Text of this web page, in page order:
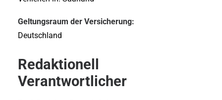
Geltungsraum der Versicherung:
Deutschland
Redaktionell
Verantwortlicher